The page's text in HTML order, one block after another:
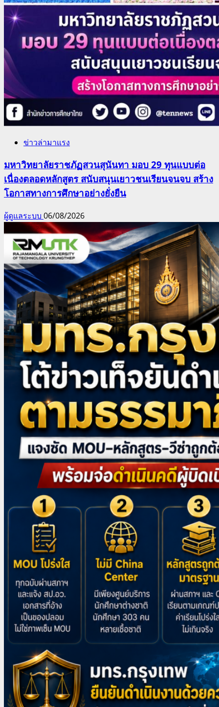
ข่าวล่ามาแรง
มหาวิทยาลัยราชภัฏสวนสุนันทา มอบ 29 ทุนแบบต่อ
เนื่องตลอดหลักสูตร สนับสนุนเยาวชนเรียนจนจบ สร้าง
โอกาสทางการศึกษาอย่างยั่งยืน
ผู้ดูแลระบบ 06/08/2026